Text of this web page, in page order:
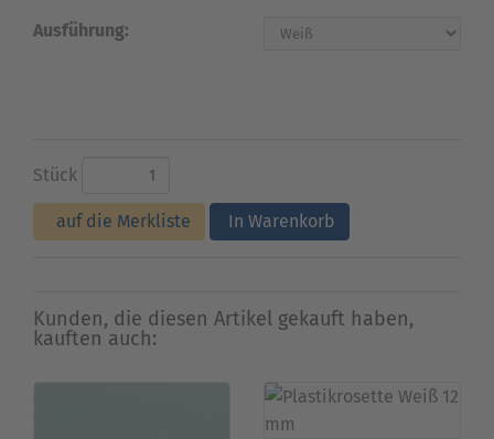
Ausführung:
Stück
auf die Merkliste In Warenkorb
Kunden, die diesen Artikel gekauft haben,
kauften auch: